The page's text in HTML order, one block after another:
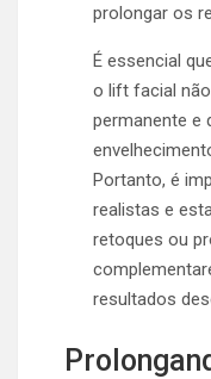
prolongar os
É essencial
o lift facial
permanente e
Portanto, é
realistas e
retoques ou
resultados